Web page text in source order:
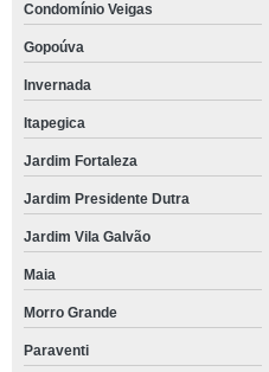
Condomínio Veigas
Gopoúva
Invernada
Itapegica
Jardim Fortaleza
Jardim Presidente Dutra
Jardim Vila Galvão
Maia
Morro Grande
Paraventi